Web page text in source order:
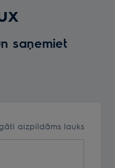
saņemiet
aizpildāms lauks